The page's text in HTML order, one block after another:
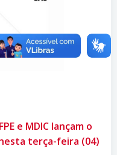
e MDIC lançam o
terça-feira (04)